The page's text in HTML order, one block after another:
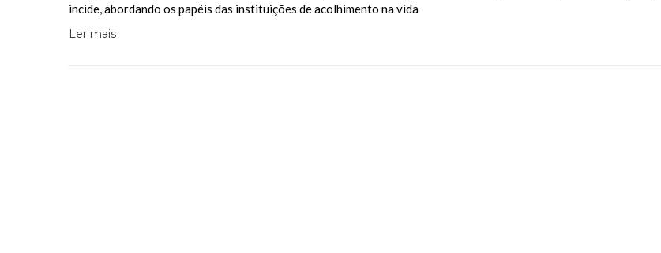
incide, abordando os papéis das instituições de acolhimento na vida
Ler mais